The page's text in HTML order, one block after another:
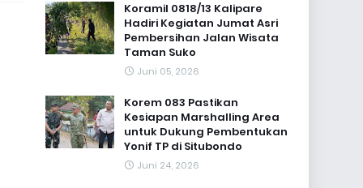
Koramil 0818/13 Kalipare
Hadiri Kegiatan Jumat Asri
Pembersihan Jalan Wisata
Taman Suko
Juni 05, 2026
Korem 083 Pastikan
Kesiapan Marshalling Area
untuk Dukung Pembentukan
Yonif TP di Situbondo
Juni 24, 2026